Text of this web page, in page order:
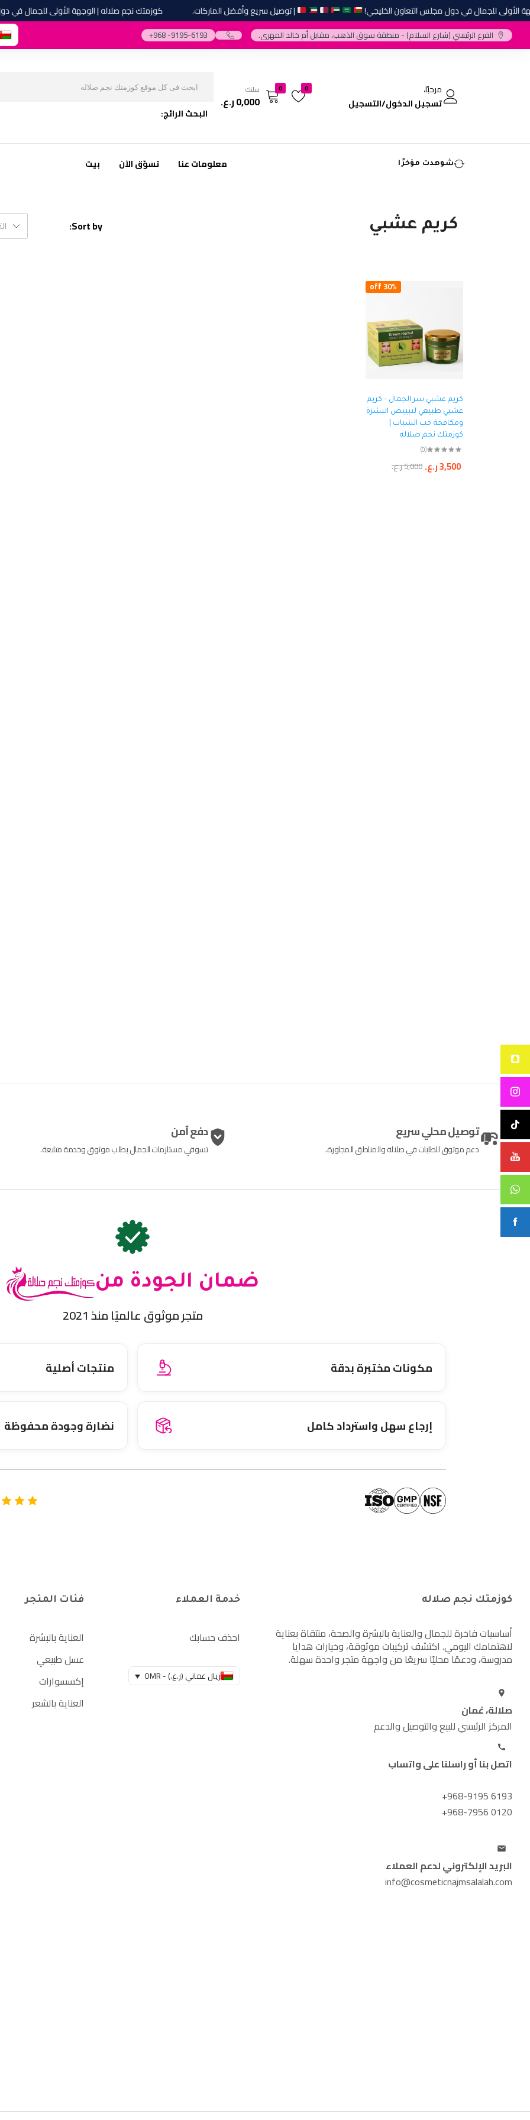
للجمال في دول مجلس التعاون الخليجي! | توصيل سريع وأفضل الماركات. كوزمتك نجم صلاله | الوجهة الأولى للجمال في
الفرع الرئيسي (شارع السلام) - منطقة سوق الذهب، مقابل أم خالد المهري. ‎+968 -9195-6193‎
البحث الرائج:
مرحبًا،
تسجيل الدخول/التسجيل
0
0 سلتك
0,000ر.ع.
بيت تسوّق الآن معلومات عنا شوهدت مؤخرًا
كريم عشبي Sort by:
30% off
كريم عشبي سر الجمال – كريم
عشبي طبيعي لتبييض البشرة
ومكافحة حب الشباب |
كوزمتك نجم صلاله
(0)
5,000ر.ع. 3,500ر.ع.
توصيل محلي سريع
دعم موثوق للطلبات في صلالة والمناطق المجاورة.
دفع آمن
تسوقي مستلزمات الجمال بطلب موثوق وخدمة متابعة.
ضمان الجودة من
متجر موثوق عالميًا منذ 2021
مكونات مختبرة بدقة منتجات أصلية
إرجاع سهل واسترداد كامل نضارة وجودة محفوظة
كوزمتك نجم صلاله
أساسيات فاخرة للجمال والعناية بالبشرة والصحة، منتقاة بعناية
لاهتمامك اليومي. اكتشف تركيبات موثوقة، وخيارات هدايا
مدروسة، ودعمًا محليًا سريعًا من واجهة متجر واحدة سهلة.
صلالة، عُمان
المركز الرئيسي للبيع والتوصيل والدعم
اتصل بنا أو راسلنا على واتساب
+968-9195 6193
+968-7956 0120
البريد الإلكتروني لدعم العملاء
info@cosmeticnajmsalalah.com
خدمة العملاء
احذف حسابك
ريال عماني (ر.ع.) - OMR
فئات المتجر
العناية بالبشرة
عسل طبيعي
إكسسوارات
العناية بالشعر